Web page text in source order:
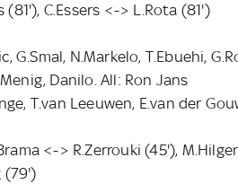
C.Essers <-> L.Rota (81')
G.Smal, N.Markelo, T.Ebuehi,
Danilo. All: Ron Jans
T.van Leeuwen, E.van der
<-> R.Zerrouki (45'),
(79')